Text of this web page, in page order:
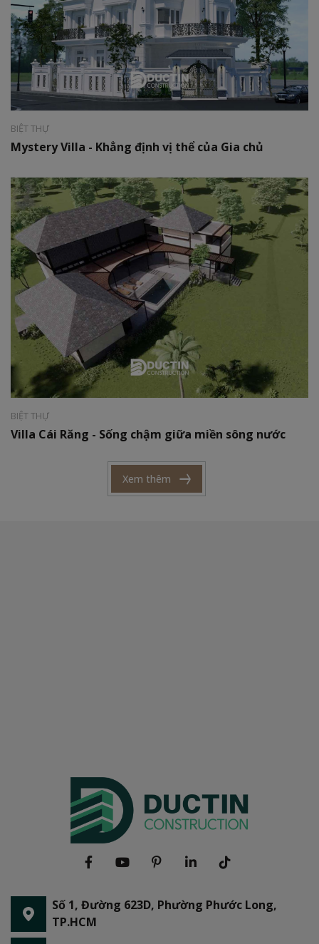
Phong cách:Tân cổ điển
Diện tích:120 m2
BIỆT THỰ
Mystery Villa - Khẳng định vị thể của Gia chủ
Phong cách:
Tân cổ điển
Diện tích:120 m2
BIỆT THỰ
Villa Cái Răng - Sống chậm giữa miền sông nước
Xem thêm
Số 1, Đường 623D, Phường Phước Long,
TP.HCM